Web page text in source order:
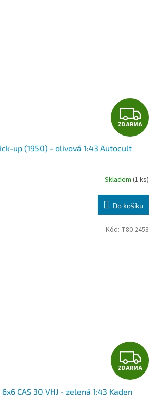
Z
D
R
M
A
ZDARMA
up (1950) - olivová 1:43 Autocult
Skladem (1 ks)
Do košíku
Z
D
ZDARMA
CAS 30 VHJ - zelená 1:43 Kaden
Kód: T80-2453